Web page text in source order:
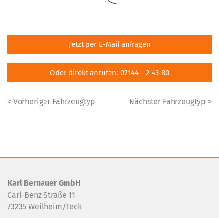
Jetzt per E-Mail anfragen
Oder direkt anrufen: 07144 - 2 43 80
< Vorheriger Fahrzeugtyp Nächster Fahrzeugtyp >
Karl Bernauer GmbH
Carl-Benz-Straße 11
73235 Weilheim/Teck